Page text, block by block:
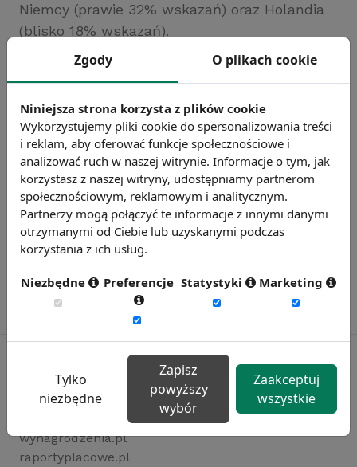
Niemcy (prawie 32% wskazań) oraz Holandia
(blisko 18% wskazań).
Chcesz wiedzieć więcej?
Rynekpracy.pl
wynagrodzenia.pl
raportyplacowe.pl
Zgody O plikach cookie
Niniejsza strona korzysta z plików cookie
Wykorzystujemy pliki cookie do spersonalizowania treści
i reklam, aby oferować funkcje społecznościowe i
analizować ruch w naszej witrynie. Informacje o tym, jak
korzystasz z naszej witryny, udostępniamy partnerom
społecznościowym, reklamowym i analitycznym.
Partnerzy mogą połączyć te informacje z innymi danymi
otrzymanymi od Ciebie lub uzyskanymi podczas
korzystania z ich usług.
Niezbędne Preferencje Statystyki Marketing
Tylko
niezbędne
Zapisz
powyższy
wybór
Zaakceptuj
wszystkie